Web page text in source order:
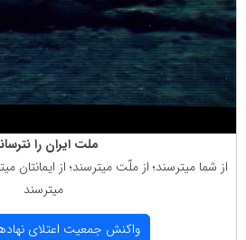
ملت ایران را
از شما میترسند؛ از ملّت میترسند؛ از
میترسند
واكنش جمعیت اعتلای